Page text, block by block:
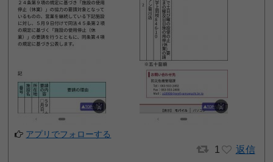
アプリでフォローする
1 返信